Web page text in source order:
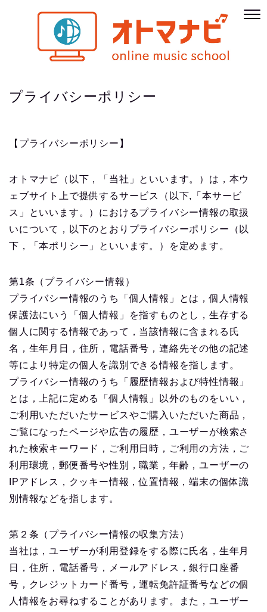
プライバシーポリシー
【プライバシーポリシー】
オトマナビ（以下，「当社」といいます。）は，本ウ
ェブサイト上で提供するサービス（以下,「本サービ
ス」といいます。）におけるプライバシー情報の取扱
いについて，以下のとおりプライバシーポリシー（以
下，「本ポリシー」といいます。）を定めます。
第1条（プライバシー情報）
プライバシー情報のうち「個人情報」とは，個人情報
保護法にいう「個人情報」を指すものとし，生存する
個人に関する情報であって，当該情報に含まれる氏
名，生年月日，住所，電話番号，連絡先その他の記述
等により特定の個人を識別できる情報を指します。
プライバシー情報のうち「履歴情報および特性情報」
とは，上記に定める「個人情報」以外のものをいい，
ご利用いただいたサービスやご購入いただいた商品，
ご覧になったページや広告の履歴，ユーザーが検索さ
れた検索キーワード，ご利用日時，ご利用の方法，ご
利用環境，郵便番号や性別，職業，年齢，ユーザーの
IPアドレス，クッキー情報，位置情報，端末の個体識
別情報などを指します。
第２条（プライバシー情報の収集方法）
当社は，ユーザーが利用登録をする際に氏名，生年月
日，住所，電話番号，メールアドレス，銀行口座番
号，クレジットカード番号，運転免許証番号などの個
人情報をお尋ねすることがあります。また，ユーザー